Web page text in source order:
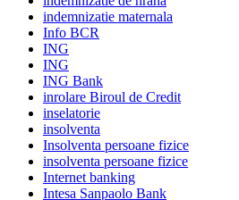
indemnizatie maternala
Info BCR
ING
ING
ING Bank
inrolare Biroul de Credit
inselatorie
insolventa
Insolventa persoane fizice
insolventa persoane fizice
Internet banking
Intesa Sanpaolo Bank